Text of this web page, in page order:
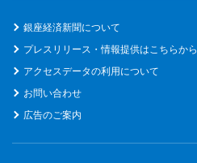
銀座経済新聞について
プレスリリース・情報提供はこちらから
アクセスデータの利用について
お問い合わせ
広告のご案内